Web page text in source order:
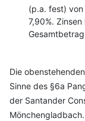
(p.a. fest)
7,90%.
Die
Sinne des §6a
der Santander
Mönchengladbach.